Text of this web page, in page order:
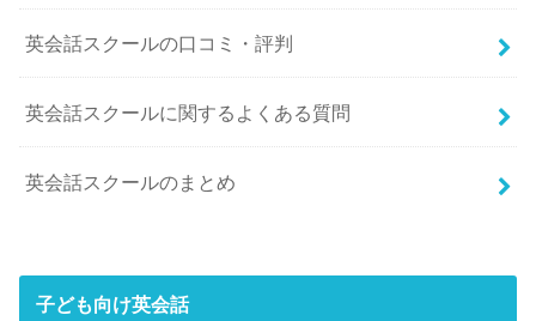
英会話スクールの口コミ・評判
英会話スクールに関するよくある質問
英会話スクールのまとめ
子ども向け英会話